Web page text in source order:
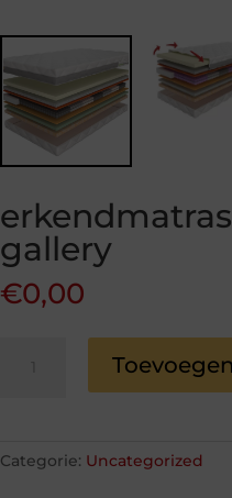
gallery
€0,00
Categorie: Uncategorized